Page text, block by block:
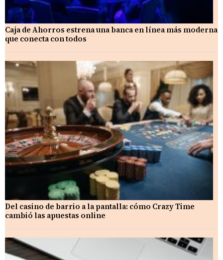
Caja de Ahorros estrena una banca en línea más moderna
que conecta con todos
Del casino de barrio a la pantalla: cómo Crazy Time
cambió las apuestas online